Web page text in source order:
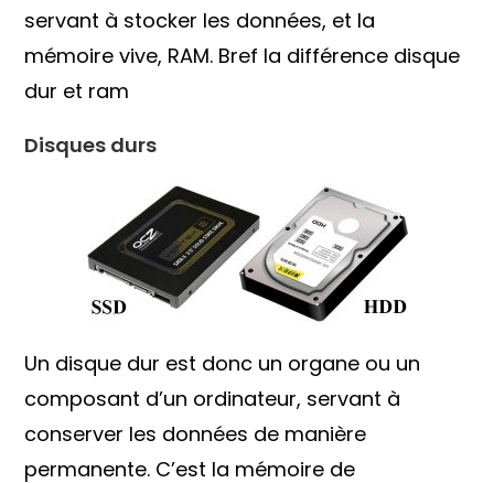
servant à stocker les données, et la
mémoire vive, RAM. Bref la différence disque
dur et ram
Disques durs
Un disque dur est donc un organe ou un
composant d’un ordinateur, servant à
conserver les données de manière
permanente. C’est la mémoire de